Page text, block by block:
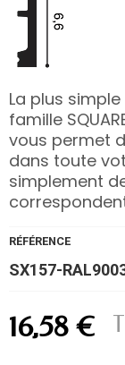
La plus
famille
vous permet
dans toute
simplement
RÉFÉRENCE
SX157-
16,58 €